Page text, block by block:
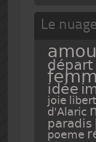
Le
départ
idée
joie
d'Alaric
paradis
poeme